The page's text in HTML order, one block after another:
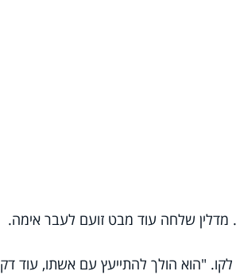
מדלין שלחה עוד מבט זועם לעבר אימה.
"הוא הולך להתייעץ עם אשתו, עוד